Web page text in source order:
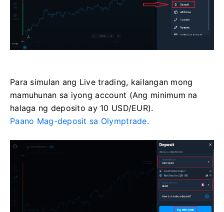
Para simulan ang Live trading, kailangan mong
mamuhunan sa iyong account (Ang minimum na
halaga ng deposito ay 10 USD/EUR).
Paano Mag-deposit sa Olymptrade.